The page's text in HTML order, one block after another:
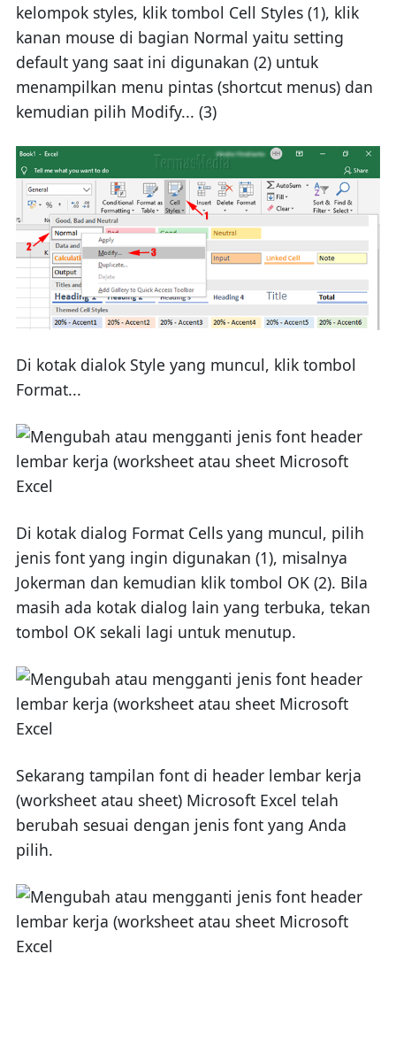
kelompok styles, klik tombol Cell Styles (1), klik
kanan mouse di bagian Normal yaitu setting
default yang saat ini digunakan (2) untuk
menampilkan menu pintas (shortcut menus) dan
kemudian pilih Modify... (3)
Di kotak dialok Style yang muncul, klik tombol
Format...
Di kotak dialog Format Cells yang muncul, pilih
jenis font yang ingin digunakan (1), misalnya
Jokerman dan kemudian klik tombol OK (2). Bila
masih ada kotak dialog lain yang terbuka, tekan
tombol OK sekali lagi untuk menutup.
Sekarang tampilan font di header lembar kerja
(worksheet atau sheet) Microsoft Excel telah
berubah sesuai dengan jenis font yang Anda
pilih.